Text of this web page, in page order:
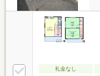
礼金なし